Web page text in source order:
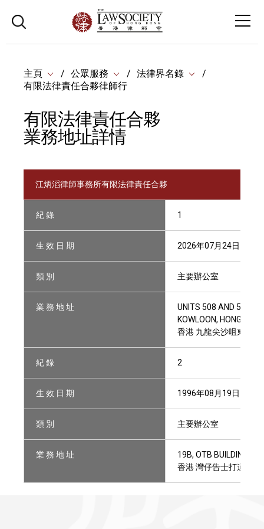
主頁 公眾服務
法律界名錄
有限法律責任合夥律師行
有限法律責任合夥
業務地址詳情
江炳滔律師事務所有限法律責任合夥
紀 錄 1
生 效 日 期 2026年07月24日
類 別 主要辦公室
業 務 地 址
UNITS 508 AND 509, 5/
KOWLOON, HONG KONG
香港 九龍尖沙咀東部
紀 錄 2
生 效 日 期 1996年08月19日
類 別 主要辦公室
業 務 地 址
19B, OTB BUILDING,
香港 灣仔告士打道160